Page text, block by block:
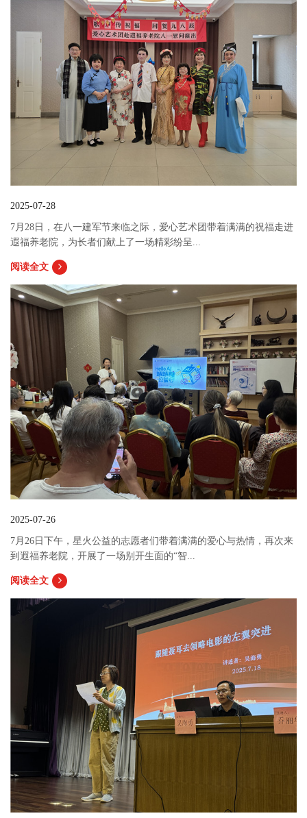
2025-07-28
7月28日，在八一建军节来临之际，爱心艺术团带着满满的祝福走进
遐福养老院，为长者们献上了一场精彩纷呈...
阅读全文
2025-07-26
7月26日下午，星火公益的志愿者们带着满满的爱心与热情，再次来
到遐福养老院，开展了一场别开生面的“智...
阅读全文